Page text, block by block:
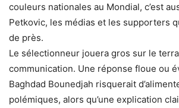
couleurs nationales au Mondial, c’est
Petkovic, les médias et les supporters
de près.
Le sélectionneur jouera gros sur le
communication. Une réponse floue ou
Baghdad Bounedjah risquerait
polémiques, alors qu’une explication